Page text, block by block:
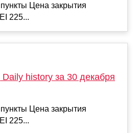
Цена закрытия
225...
history за 30 декабря
Цена закрытия
225...